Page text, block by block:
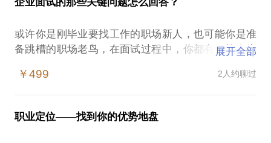
或许你是刚毕业要找工作的职场新人，也可能你是准
备跳槽的职场老鸟，在面试过程中，你都有可能会为
HR在面试中到底要考察什么？
薪资问题怎么聊？
“自己的优势”实在是找不到啊，问到“劣势”的时候怎么
展开全部
￥499 2人约聊过
职业定位——找到你的优势地盘